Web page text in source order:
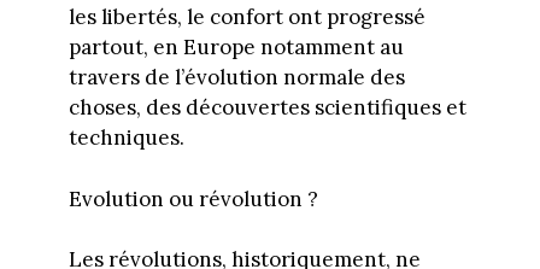
les libertés, le confort ont progressé
partout, en Europe notamment au
travers de l’évolution normale des
choses, des découvertes scientifiques et
techniques.
Evolution ou révolution ?
Les révolutions, historiquement, ne